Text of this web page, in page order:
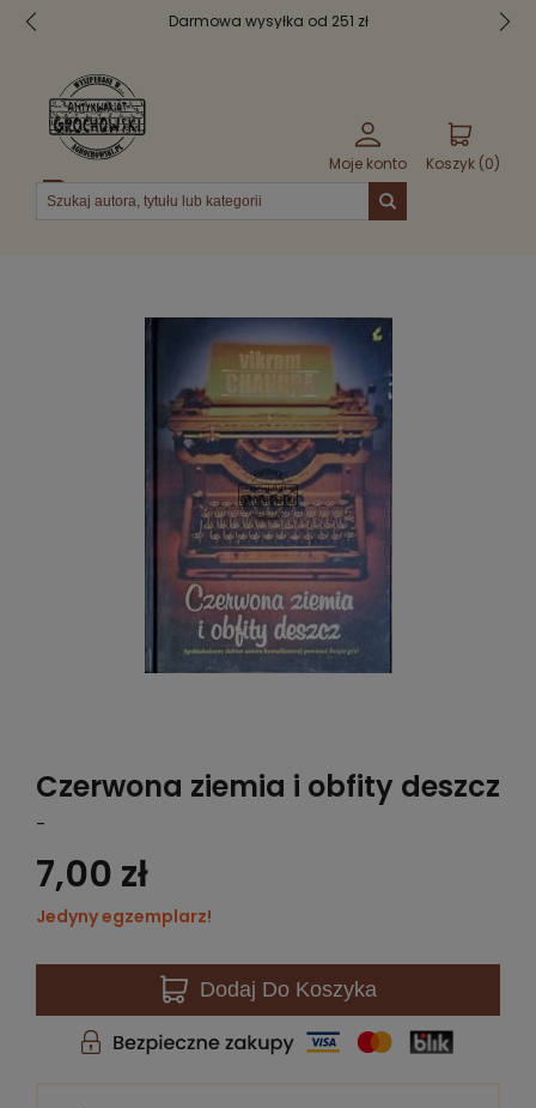
Darmowa wysyłka od 251 zł
Moje konto Koszyk (0)
Menu
Czerwona ziemia i obfity deszcz
-
7,00 zł
Jedyny egzemplarz!
Dodaj Do Koszyka